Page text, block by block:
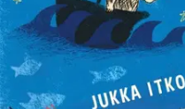
Tuotekuvaus